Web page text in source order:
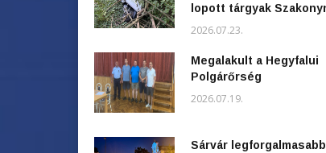
lopott tárgyak
2026.07.23.
Megalakult a Hegyfalui
Polgárőrség
2026.07.19.
Sárvár